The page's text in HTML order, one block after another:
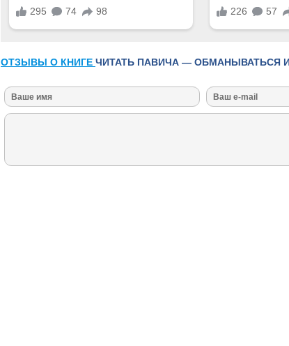
ОТЗЫВЫ О КНИГЕ ЧИТАТЬ ПАВИЧА — ОБМАНЫВАТЬСЯ